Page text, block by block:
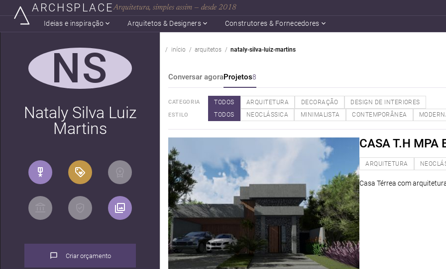
ARCHSPLACEArquitetura, simples assim — desde 2018
Ideias e inspiração Arquitetos & Designers Construtores & Fornecedores
NS
Nataly Silva Luiz
Martins
Criar orçamento
início arquitetos nataly-silva-luiz-martins
Conversar agoraProjetos8
CATEGORIA TODOS ARQUITETURA DECORAÇÃO DESIGN DE INTERIORES
ESTILO TODOS NEOCLÁSSICA MINIMALISTA CONTEMPORÂNEA
CASA T.H MPA
ARQUITETURA
Casa Térrea com